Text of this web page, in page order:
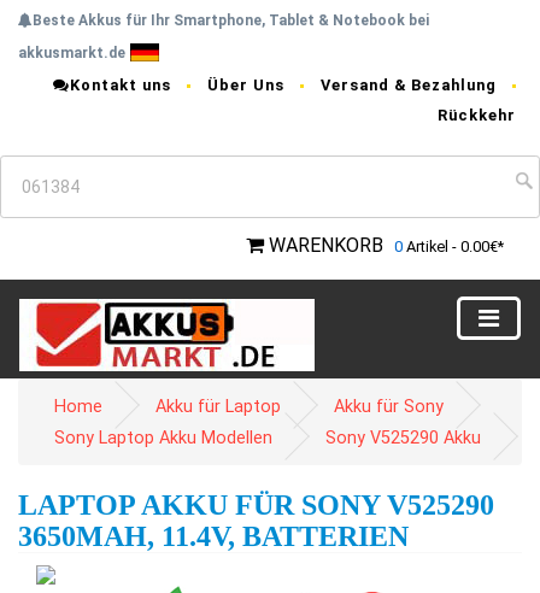
Beste Akkus für Ihr Smartphone, Tablet & Notebook bei
akkusmarkt.de
Kontakt uns Über Uns
Versand & Bezahlung
Rückkehr
WARENKORB 0 Artikel - 0.00€*
Home Akku für Laptop
Akku für Sony
Sony Laptop Akku Modellen
Sony V525290 Akku
LAPTOP AKKU FÜR SONY V525290
3650MAH, 11.4V, BATTERIEN